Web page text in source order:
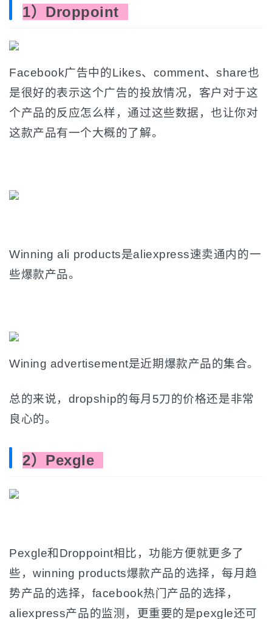
1）Droppoint
Facebook广告中的Likes、comment、share也
是很好的表示这个广告的投放情况，客户对于这
个产品的反应怎么样，通过这些数据，也让你对
这款产品有一个大概的了解。
Winning ali products是aliexpress速卖通内的一
些爆款产品。
Wining advertisement是近期爆款产品的集合。
总的来说，dropship的每月5刀的价格还是非常
良心的。
2）Pexgle
Pexgle和Droppoint相比，功能方便就更多了
些，winning products爆款产品的选择，每月趋
势产品的选择，facebook热门产品的选择，
aliexpress产品的监测，更重要的是pexgle还可